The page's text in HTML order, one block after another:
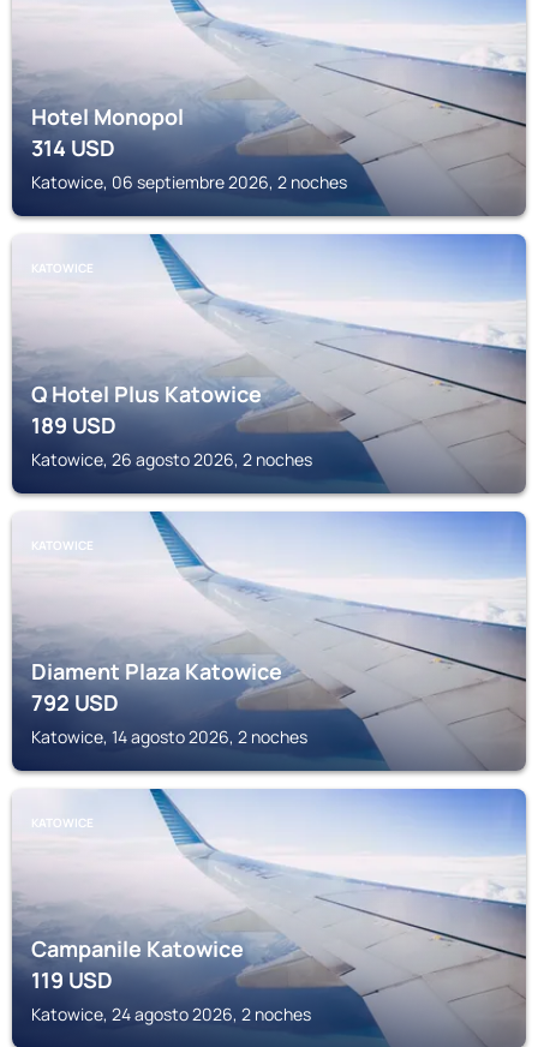
Hotel Monopol
314USD
Katowice, 06 septiembre 2026, 2 noches
KATOWICE
Q Hotel Plus Katowice
189USD
Katowice, 26 agosto 2026, 2 noches
KATOWICE
Diament Plaza Katowice
792USD
Katowice, 14 agosto 2026, 2 noches
KATOWICE
Campanile Katowice
119USD
Katowice, 24 agosto 2026, 2 noches